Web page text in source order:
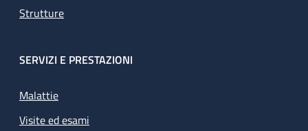
Strutture
SERVIZI E PRESTAZIONI
Malattie
Visite ed esami